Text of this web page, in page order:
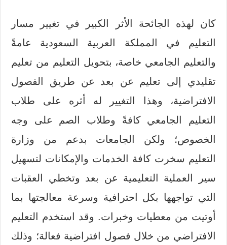
كان لهذه الجائحة الأثر الكبير في تغيير مسار
التعليم في المملكة العربية السعودية عامةً
والتعليم الجامعي خاصة، بتحويل التعليم من تعليم
تقليدي إلى تعليم عن بعد عن طريق الفصول
الافتراضية، وهذا التغيير له أثره على طلاب
التعليم الجامعي كافةً وطلاب الصم على وجه
الخصوص؛ ولكن الجامعات بدعم من وزارة
التعليم سخرت كافة الخدمات والإمكانات لتسهيل
سير العملية التعليمية عن بعد وتخطي العقبات
التي تواجهها بكل احترافية وسرعة معالجتها بما
أوتيت من معطيات وخبرات. وقد استخدم التعليم
الافتراضي من خلال فصول افتراضية فعالة؛ وذلك